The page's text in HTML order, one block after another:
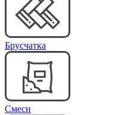
Брусчатка
Cмеси